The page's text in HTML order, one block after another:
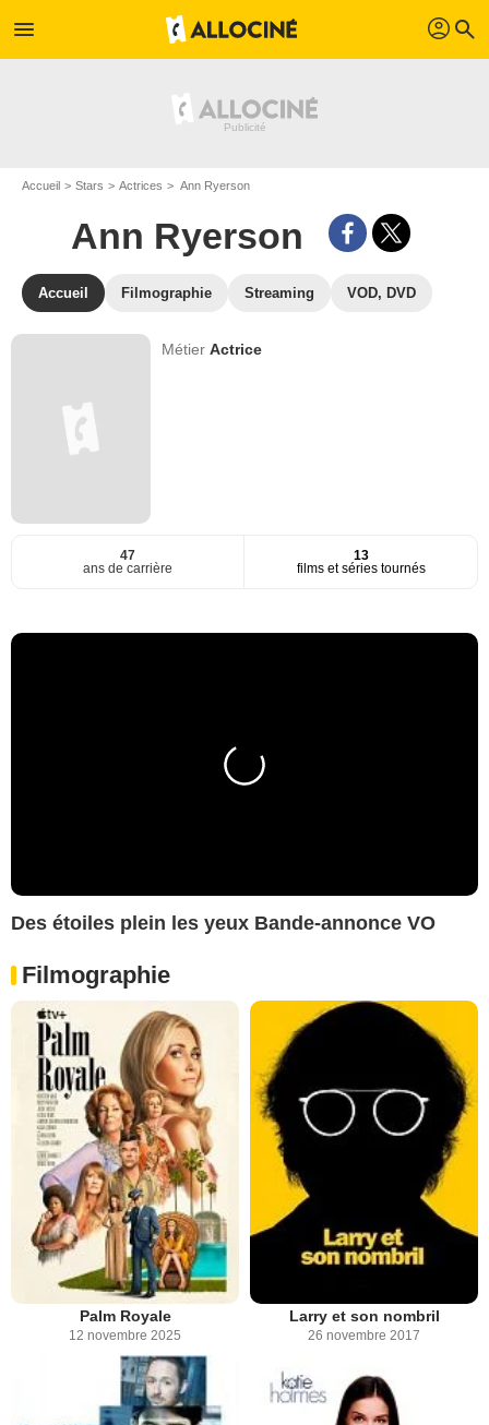
menu profil search
Accueil Stars Actrices Ann Ryerson
Ann Ryerson
Accueil Filmographie Streaming VOD, DVD
MétierActrice
47
ans de carrière
13
films et séries tournés
Des étoiles plein les yeux Bande-annonce VO
Filmographie
Palm Royale
12 novembre 2025
Larry et son nombril
26 novembre 2017